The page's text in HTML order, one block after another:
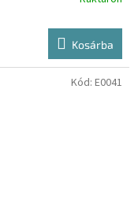
Kosárba
Kód: E0041